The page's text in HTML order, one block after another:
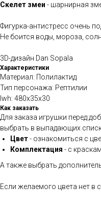
Скелет змеи - шарнирная
Фигурка-антистресс очень
Не боится воды, мороза,
3D-дизайн Dan Sopala
Характеристики
Материал: Полилактид
Тип персонажа: Рептилии
lwh: 480x35x30
Как заказать
Для заказа игрушки перед
выбрать в выпадающих
Цвет- ознакомиться с
Комплектация - с
А также выбрать
Если желаемого цвета нет в